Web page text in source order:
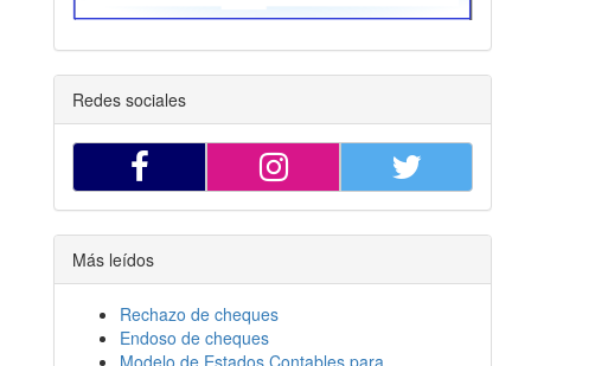
Redes sociales
Más leídos
Rechazo de cheques
Endoso de cheques